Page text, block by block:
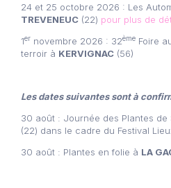
24 et 25 octobre 2026 : Les
TREVENEUC (22) pour plus de
1er novembre 2026 : 32ème Foire
terroir à KERVIGNAC (56)
Les dates suivantes sont à
30 août : Journée des Plantes de
(22) dans le cadre du Festival
30 août : Plantes en folie à LA